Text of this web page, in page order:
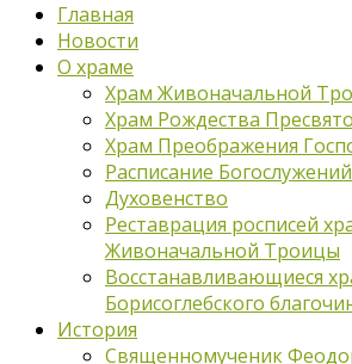
Главная
Новости
О храме
Храм Живоначальной
Храм Рождества
Храм Преображения
Расписание Богослужений
Духовенство
Реставрация росписей
Живоначальной Троицы
Восстанавливающиеся
Борисоглебского
История
Священномученик